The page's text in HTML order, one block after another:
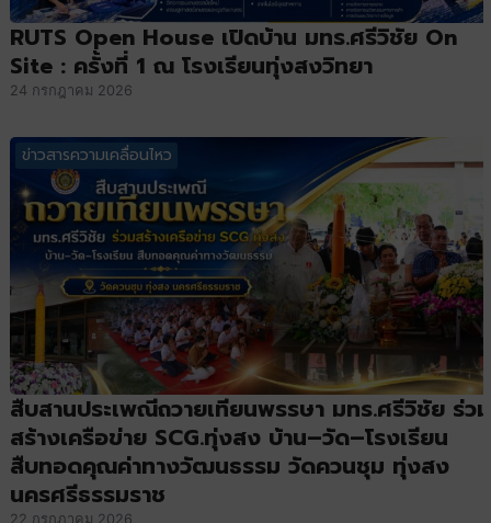
RUTS Open House เปิดบ้าน มทร.ศรีวิชัย On
Site : ครั้งที่ 1 ณ โรงเรียนทุ่งสงวิทยา
24 กรกฎาคม 2026
ข่าวสารความเคลื่อนไหว
สืบสานประเพณีถวายเทียนพรรษา มทร.ศรีวิชัย ร่วม
สร้างเครือข่าย SCG.ทุ่งสง บ้าน–วัด–โรงเรียน
สืบทอดคุณค่าทางวัฒนธรรม วัดควนชุม ทุ่งสง
นครศรีธรรมราช
22 กรกฎาคม 2026